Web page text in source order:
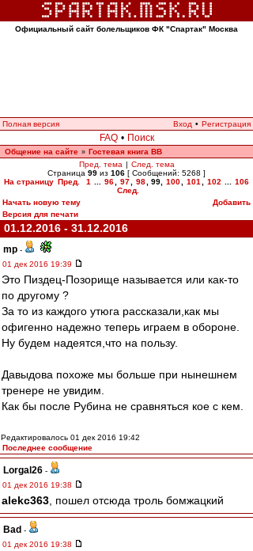
Официальный сайт болельщиков ФК "Спартак" Москва
Полная версия Вход • Регистрация
FAQ • Поиск
Общение на сайте » Гостевая книга ВВ
Пред. тема | След. тема
Страница 99 из 106 [ Сообщений: 5268 ]
На страницу Пред. 1 96 97 98 99 100 101 102
106
След.
Начать новую тему
Добавить
Версия для печати
01.12.2016 - 31.12.2016
mp -
01 дек 2016 19:39
Это Пиздец-Позорище называется или как-то
по другому ?
За то из каждого утюга рассказали,как мы
офигенно надежно теперь играем в обороне.
Ну будем надеятся,что на пользу.
Давыдова похоже мы больше при нынешнем
тренере не увидим.
Как бы после Рубина не сравняться кое с кем.
Редактировалось 01 дек 2016 19:42
Последнее сообщение
Lorgal26 -
01 дек 2016 19:38
alekc363 , пошел отсюда троль бомжацкий
Bad -
01 дек 2016 19:38